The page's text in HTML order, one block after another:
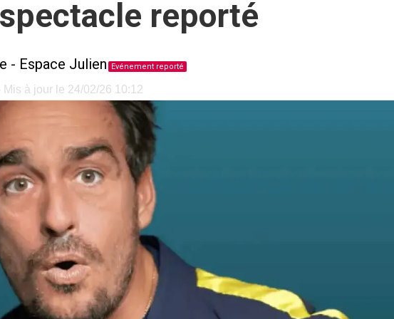
reporté
- Espace Julien Evénement reporté
à jour le 24/02/26 10:12